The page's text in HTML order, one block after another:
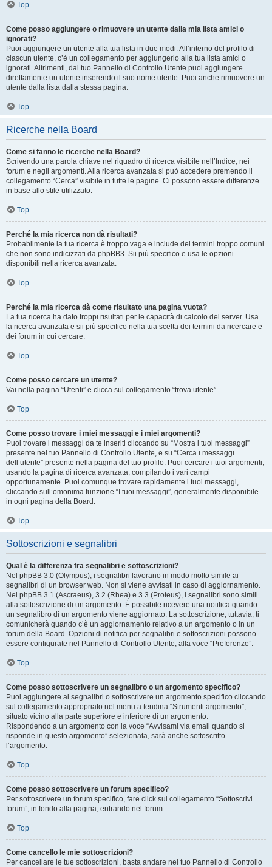
Top
Come posso aggiungere o rimuovere un utente dalla mia lista amici o
ignorati?
Puoi aggiungere un utente alla tua lista in due modi. All’interno del profilo di
ciascun utente, c’è un collegamento per aggiungerlo alla tua lista amici o
ignorati. Altrimenti, dal tuo Pannello di Controllo Utente puoi aggiungere
direttamente un utente inserendo il suo nome utente. Puoi anche rimuovere un
utente dalla lista dalla stessa pagina.
Top
Ricerche nella Board
Come si fanno le ricerche nella Board?
Scrivendo una parola chiave nel riquadro di ricerca visibile nell’Indice, nei
forum e negli argomenti. Alla ricerca avanzata si può accedere premendo il
collegamento “Cerca” visibile in tutte le pagine. Ci possono essere differenze
in base allo stile utilizzato.
Top
Perché la mia ricerca non dà risultati?
Probabilmente la tua ricerca è troppo vaga e include dei termini troppo comuni
che non sono indicizzati da phpBB3. Sii più specifico e usa le opzioni
disponibili nella ricerca avanzata.
Top
Perché la mia ricerca dà come risultato una pagina vuota?
La tua ricerca ha dato troppi risultati per le capacità di calcolo del server. Usa
la ricerca avanzata e sii più specifico nella tua scelta dei termini da ricercare e
dei forum in cui cercare.
Top
Come posso cercare un utente?
Vai nella pagina “Utenti” e clicca sul collegamento “trova utente”.
Top
Come posso trovare i miei messaggi e i miei argomenti?
Puoi trovare i messaggi da te inseriti cliccando su “Mostra i tuoi messaggi”
presente nel tuo Pannello di Controllo Utente, e su “Cerca i messaggi
dell’utente” presente nella pagina del tuo profilo. Puoi cercare i tuoi argomenti,
usando la pagina di ricerca avanzata, compilando i vari campi
opportunamente. Puoi comunque trovare rapidamente i tuoi messaggi,
cliccando sull’omonima funzione “I tuoi messaggi”, generalmente disponibile
in ogni pagina della Board.
Top
Sottoscrizioni e segnalibri
Qual è la differenza fra segnalibri e sottoscrizioni?
Nel phpBB 3.0 (Olympus), i segnalibri lavorano in modo molto simile ai
segnalibri di un browser web. Non si viene avvisati in caso di aggiornamento.
Nel phpBB 3.1 (Ascraeus), 3.2 (Rhea) e 3.3 (Proteus), i segnalibri sono simili
alla sottoscrizione di un argomento. È possibile ricevere una notifica quando
un segnalibro di un argomento viene aggiornato. La sottoscrizione, tuttavia, ti
comunicherà quando c’è un aggiornamento relativo a un argomento o in un
forum della Board. Opzioni di notifica per segnalibri e sottoscrizioni possono
essere configurate nel Pannello di Controllo Utente, alla voce “Preferenze”.
Top
Come posso sottoscrivere un segnalibro o un argomento specifico?
Puoi aggiungere ai segnalibri o sottoscrivere un argomento specifico cliccando
sul collegamento appropriato nel menu a tendina “Strumenti argomento”,
situato vicino alla parte superiore e inferiore di un argomento.
Rispondendo a un argomento con la voce “Avvisami via email quando si
risponde in questo argomento” selezionata, sarà anche sottoscritto
l’argomento.
Top
Come posso sottoscrivere un forum specifico?
Per sottoscrivere un forum specifico, fare click sul collegamento “Sottoscrivi
forum”, in fondo alla pagina, entrando nel forum.
Top
Come cancello le mie sottoscrizioni?
Per cancellare le tue sottoscrizioni, basta andare nel tuo Pannello di Controllo